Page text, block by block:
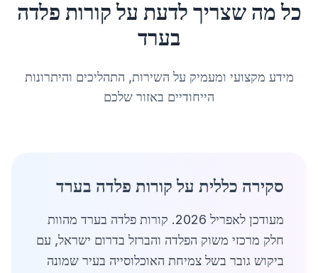
כל מה שצריך לדעת עלקורות פלדה
בערד
מידע מקצועי ומעמיק על השירות, התהליכים והיתרונות
הייחודיים באזור שלכם
סקירה כללית על קורות פלדה בערד
מעודכן לאפריל 2026. קורות פלדה בערד מהוות
חלק מרכזי משוק הפלדה והברזל בדרום ישראל, עם
ביקוש גובר בשל צמיחת האוכלוסייה בעיר שמונה